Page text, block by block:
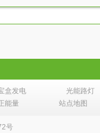
盒发电
光能路灯
能量 站点地图
号